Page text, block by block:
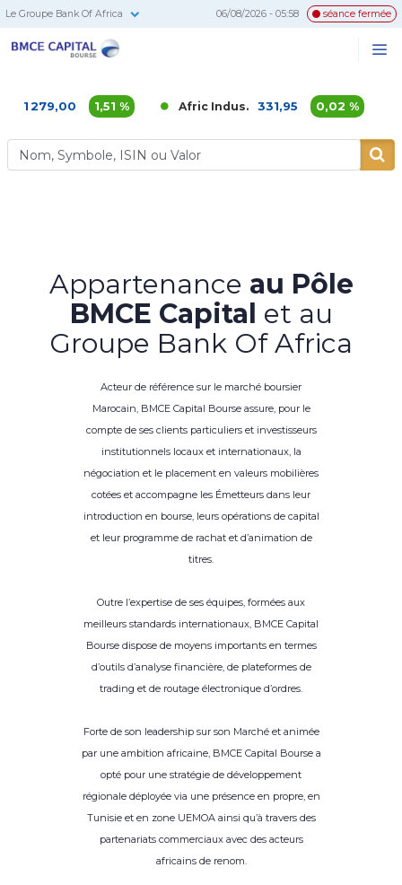
Le Groupe Bank Of Africa 06/08/2026 - 05:58 séance fermée
1,51 % Afric Indus. 331,95 0,02 %
Appartenance au Pôle
BMCE Capital et au
Groupe Bank Of Africa
Acteur de référence sur le marché boursier
Marocain, BMCE Capital Bourse assure, pour le
compte de ses clients particuliers et investisseurs
institutionnels locaux et internationaux, la
négociation et le placement en valeurs mobilières
cotées et accompagne les Émetteurs dans leur
introduction en bourse, leurs opérations de capital
et leur programme de rachat et d’animation de
titres.
Outre l’expertise de ses équipes, formées aux
meilleurs standards internationaux, BMCE Capital
Bourse dispose de moyens importants en termes
d’outils d’analyse financière, de plateformes de
trading et de routage électronique d’ordres.
Forte de son leadership sur son Marché et animée
par une ambition africaine, BMCE Capital Bourse a
opté pour une stratégie de développement
régionale déployée via une présence en propre, en
Tunisie et en zone UEMOA ainsi qu’à travers des
partenariats commerciaux avec des acteurs
africains de renom.